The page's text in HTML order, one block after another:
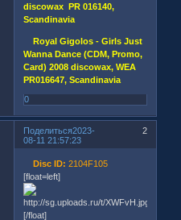
discowax PR 016140,
Scandinavia
Royal Gigolos - Girls Just
Wanna Dance (CDM, Promo,
Card) 2008 discowax, WEA
PR016647, Scandinavia
0
Поделиться 2
2023-
08-11 21:57:23
Disc ID: 2104F105
[float=left]
[/float]